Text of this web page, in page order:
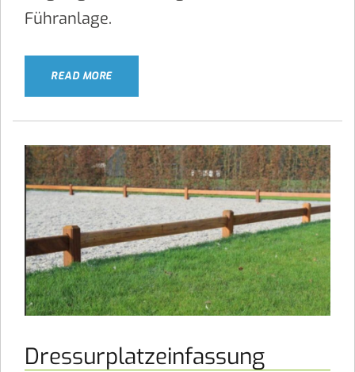
Führanlage.
READ MORE
Dressurplatzeinfassung